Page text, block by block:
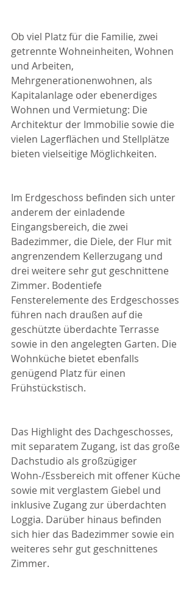
Ob viel Platz für die Familie, zwei
getrennte Wohneinheiten, Wohnen
und Arbeiten,
Mehrgenerationenwohnen, als
Kapitalanlage oder ebenerdiges
Wohnen und Vermietung: Die
Architektur der Immobilie sowie die
vielen Lagerflächen und Stellplätze
bieten vielseitige Möglichkeiten.
Im Erdgeschoss befinden sich unter
anderem der einladende
Eingangsbereich, die zwei
Badezimmer, die Diele, der Flur mit
angrenzendem Kellerzugang und
drei weitere sehr gut geschnittene
Zimmer. Bodentiefe
Fensterelemente des Erdgeschosses
führen nach draußen auf die
geschützte überdachte Terrasse
sowie in den angelegten Garten. Die
Wohnküche bietet ebenfalls
genügend Platz für einen
Frühstückstisch.
Das Highlight des Dachgeschosses,
mit separatem Zugang, ist das große
Dachstudio als großzügiger
Wohn-/Essbereich mit offener Küche
sowie mit verglastem Giebel und
inklusive Zugang zur überdachten
Loggia. Darüber hinaus befinden
sich hier das Badezimmer sowie ein
weiteres sehr gut geschnittenes
Zimmer.